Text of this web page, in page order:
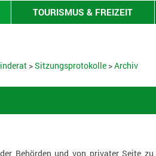
TOURISMUS & FREIZEIT
>Sitzungsprotokolle>Archiv
Behörden und von privater Seite